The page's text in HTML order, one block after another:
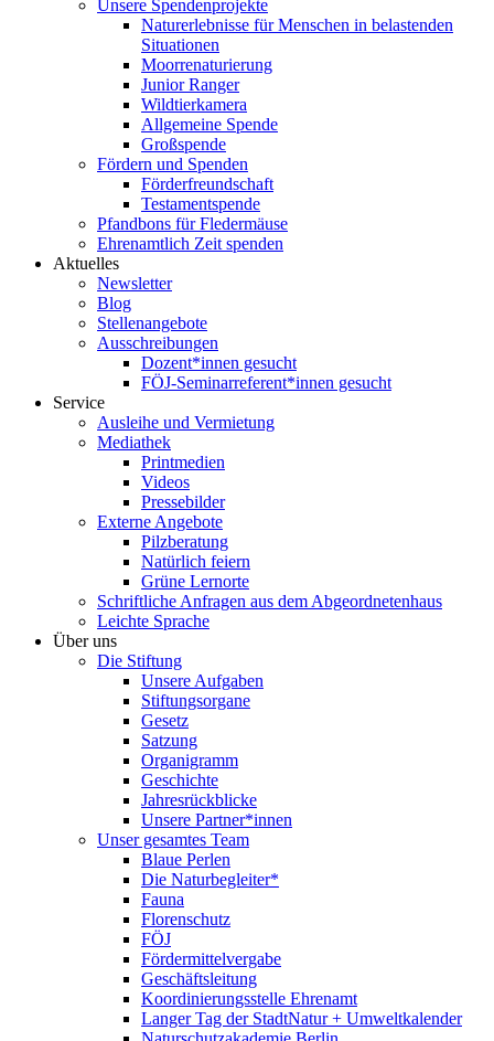
Unsere Spendenprojekte
Naturerlebnisse für Menschen in belastenden
Situationen
Moorrenaturierung
Junior Ranger
Wildtierkamera
Allgemeine Spende
Großspende
Fördern und Spenden
Förderfreundschaft
Testamentspende
Pfandbons für Fledermäuse
Ehrenamtlich Zeit spenden
Aktuelles
Newsletter
Blog
Stellenangebote
Ausschreibungen
Dozent*innen gesucht
FÖJ-Seminarreferent*innen gesucht
Service
Ausleihe und Vermietung
Mediathek
Printmedien
Videos
Pressebilder
Externe Angebote
Pilzberatung
Natürlich feiern
Grüne Lernorte
Schriftliche Anfragen aus dem Abgeordnetenhaus
Leichte Sprache
Über uns
Die Stiftung
Unsere Aufgaben
Stiftungsorgane
Gesetz
Satzung
Organigramm
Geschichte
Jahresrückblicke
Unsere Partner*innen
Unser gesamtes Team
Blaue Perlen
Die Naturbegleiter*
Fauna
Florenschutz
FÖJ
Fördermittelvergabe
Geschäftsleitung
Koordinierungsstelle Ehrenamt
Langer Tag der StadtNatur + Umweltkalender